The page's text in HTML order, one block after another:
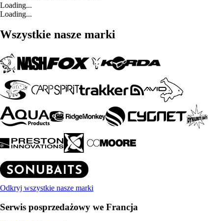
Loading...
Loading...
Wszystkie nasze marki
Odkryj wszystkie nasze marki
Serwis posprzedażowy we Francja